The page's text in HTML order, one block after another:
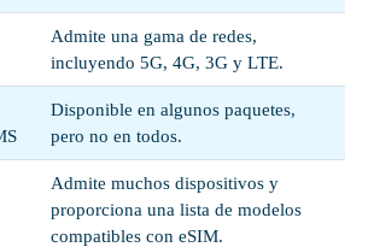
Admite una gama de redes,
incluyendo 5G, 4G, 3G y LTE.
Disponible en algunos paquetes,
pero no en todos.
Admite muchos dispositivos y
proporciona una lista de modelos
compatibles con eSIM.